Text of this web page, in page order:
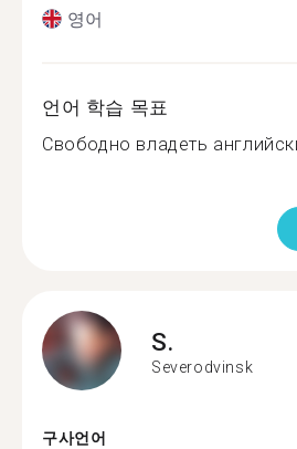
영어
언어 학습 목표
Свободно владеть
S.
Severodvinsk
구사언어